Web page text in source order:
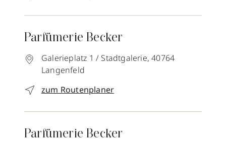
Parfümerie Becker
Galerieplatz 1 / Stadtgalerie, 40764
Langenfeld
zum Routenplaner
Parfümerie Becker